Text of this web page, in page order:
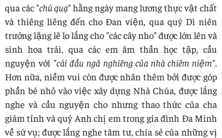
qua các "chú quạ" hằng ngày mang lương thực vật chất
và thiêng liêng đến cho Đan viện, qua quý Dì niên
trưởng lặng lẽ lo lắng cho "các cây nho" được lớn lên và
sinh hoa trái, qua các em âm thần học tập, cầu
nguyện với "cái đầu ngả nghiêng của nhà chiêm niệm".
Hơn nữa, niềm vui còn được nhân thêm bởi được góp
phần bé nhỏ vào việc xây dựng Nhà Chúa, được lắng
nghe và cầu nguyện cho nhưng thao thức của cha
giám tỉnh và quý Anh chị em trong gia đình Đa Minh
về sứ vụ; được lắng nghe tâm tư, chia sẻ của những vị